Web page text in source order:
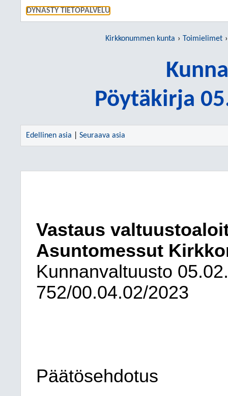
DYNASTY TIETOPALVELU
Kirkkonummen kunta Toimielimet
Pöytäkirja
Edellinen asia Seuraava asia
Vastaus
Asuntomessut
Kunnanvaltuusto
752/00.04.02/2023
Päätösehdotus